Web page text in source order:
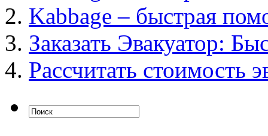
Kabbage – быстрая
Заказать Эвакуатор:
Рассчитать стоимость